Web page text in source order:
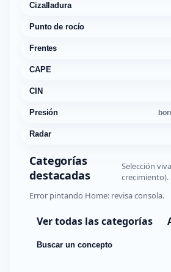
Cizalladura
Punto de rocío
Frentes
CAPE
CIN
Presión
Radar
Categorías
destacadas
Selección
crecimiento).
Error pintando Home: revisa consola.
Ver todas las categorías
Buscar un concepto